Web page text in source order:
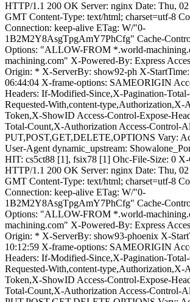
HTTP/1.1 200 OK Server: nginx Date: Thu,
GMT Content-Type: text/html; charset=utf-8
Connection: keep-alive ETag: W/"0-
1B2M2Y8AsgTpgAmY7PhCfg" Cache-
Options: "ALLOW-FROM *.world-
machining.com" X-Powered-By: Express
Origin: * X-ServerBy: show92-ph X-
06:44:04 X-frame-options: SAMEORIGIN
Headers: If-Modified-Since,X-Pagination-
Requested-With,content-type,Authorization,X-
Token,X-ShowID Access-Control-Expose-
Total-Count,X-Authorization Access-Control-
PUT,POST,GET,DELETE,OPTIONS Vary:
User-Agent dynamic_upstream:
HIT: cs5ct88 [1], fsix78 [1] Ohc-File-Size: 0 X-
HTTP/1.1 200 OK Server: nginx Date: Thu,
GMT Content-Type: text/html; charset=utf-8
Connection: keep-alive ETag: W/"0-
1B2M2Y8AsgTpgAmY7PhCfg" Cache-
Options: "ALLOW-FROM *.world-
machining.com" X-Powered-By: Express
Origin: * X-ServerBy: show93-phoenix X-
10:12:59 X-frame-options: SAMEORIGIN
Headers: If-Modified-Since,X-Pagination-
Requested-With,content-type,Authorization,X-
Token,X-ShowID Access-Control-Expose-
Total-Count,X-Authorization Access-Control-